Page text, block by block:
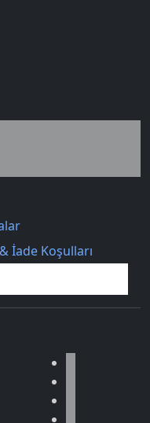
İade Koşulları